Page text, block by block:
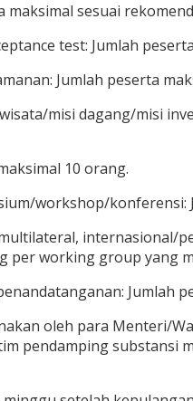
sesuai
test: Jumlah
Jumlah peserta
misi dagang/misi
10 orang.
workshop/konferensi:
internasional/
working group yang
Jumlah
oleh para Menteri/
pendamping